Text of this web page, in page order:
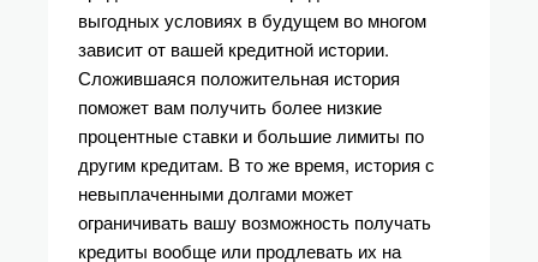
выгодных условиях в будущем во многом
зависит от вашей кредитной истории.
Сложившаяся положительная история
поможет вам получить более низкие
процентные ставки и большие лимиты по
другим кредитам. В то же время, история с
невыплаченными долгами может
ограничивать вашу возможность получать
кредиты вообще или продлевать их на